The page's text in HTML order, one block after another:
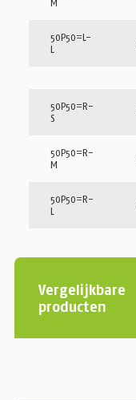
M
50P50=L-
L
50P50=R-
S
50P50=R-
M
50P50=R-
L
Vergelijkbare
producten